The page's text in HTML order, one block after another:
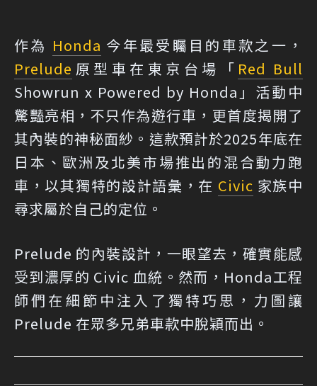
作為 Honda 今年最受矚目的車款之一，
Prelude 原型車在東京台場「 Red Bull
Showrun x Powered by Honda」活動中
驚豔亮相，不只作為遊行車，更首度揭開了
其內裝的神秘面紗。這款預計於2025年底在
日本、歐洲及北美市場推出的混合動力跑
車，以其獨特的設計語彙，在 Civic 家族中
尋求屬於自己的定位。
Prelude 的內裝設計，一眼望去，確實能感
受到濃厚的 Civic 血統。然而，Honda工程
師們在細節中注入了獨特巧思，力圖讓
Prelude 在眾多兄弟車款中脫穎而出。